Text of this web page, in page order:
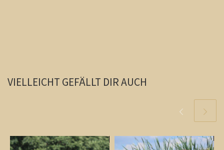
VIELLEICHT GEFÄLLT DIR AUCH